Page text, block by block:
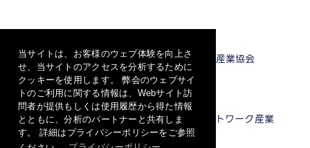
当サイトは、お客様のウェブ体験を向上さ
せ、当サイトのアクセスを分析するために
クッキーを使用します。 弊会のウェブサイ
トのご利用に関する情報は、Webサイト訪
問者が提供もしくは使用履歴から得た情報
とともに、分析のパートナーと共有しま
す。 詳細はプライバシーポリシーをご参照
主催
一般社団法人 電子情報技術産業協会
共催
一般社団法人 情報通信ネットワーク産業
協会